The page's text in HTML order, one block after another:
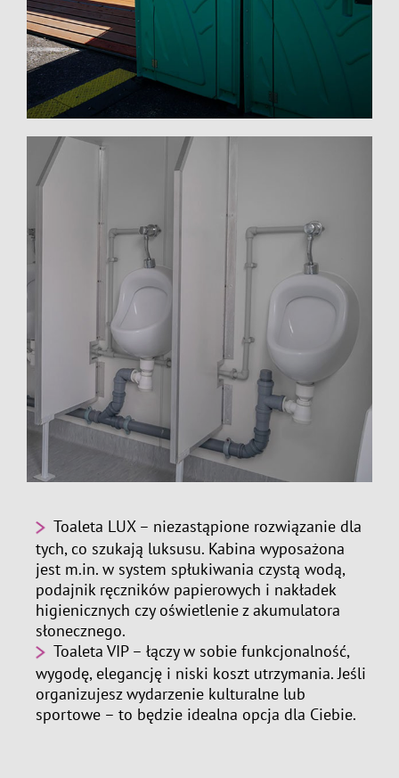
Toaleta LUX – niezastąpione rozwiązanie dla
tych, co szukają luksusu. Kabina wyposażona
jest m.in. w system spłukiwania czystą wodą,
podajnik ręczników papierowych i nakładek
higienicznych czy oświetlenie z akumulatora
słonecznego.
Toaleta VIP – łączy w sobie funkcjonalność,
wygodę, elegancję i niski koszt utrzymania. Jeśli
organizujesz wydarzenie kulturalne lub
sportowe – to będzie idealna opcja dla Ciebie.